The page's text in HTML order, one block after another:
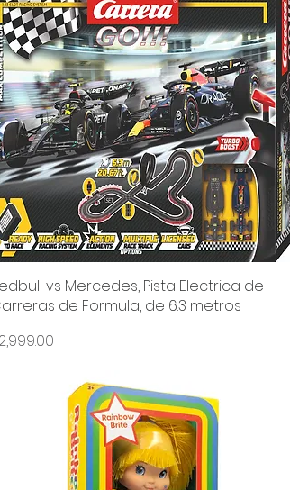
Vista rápida
vs Mercedes, Pista Electrica de
de Formula, de 6.3 metros